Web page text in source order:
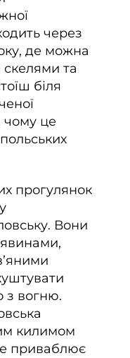
через
де можна
та
біля
це
прогулянок
Вони
з вогню.
килимом
приваблює